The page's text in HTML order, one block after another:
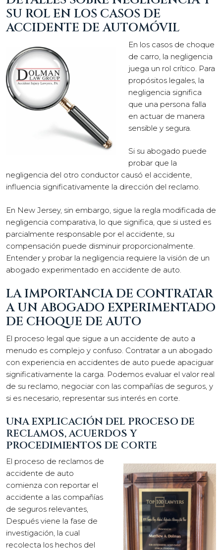
SU ROL EN LOS CASOS DE
ACCIDENTE DE AUTOMÓVIL
En los casos de choque
de carro, la negligencia
juega un rol crítico. Para
propósitos legales, la
negligencia significa
que una persona falla
en actuar de manera
sensible y segura.
Si su abogado puede
probar que la
negligencia del otro conductor causó el accidente,
influencia significativamente la dirección del reclamo.
En New Jersey, sin embargo, sigue la regla modificada de
negligencia comparativa, lo que significa, que si usted es
parcialmente responsable por el accidente, su
compensación puede disminuir proporcionalmente.
Entender y probar la negligencia requiere la visión de un
abogado experimentado en accidente de auto.
LA IMPORTANCIA DE CONTRATAR
A UN ABOGADO EXPERIMENTADO
DE CHOQUE DE AUTO
El proceso legal que sigue a un accidente de auto a
menudo es complejo y confuso. Contratar a un abogado
con experiencia en accidentes de auto puede apaciguar
significativamente la carga. Podemos evaluar el valor real
de su reclamo, negociar con las compañías de seguros, y
si es necesario, representar sus interés en corte.
UNA EXPLICACIÓN DEL PROCESO DE
RECLAMOS, ACUERDOS Y
PROCEDIMIENTOS DE CORTE
El proceso de reclamos de
accidente de auto
comienza con reportar el
accidente a las compañías
de seguros relevantes,
Después viene la fase de
investigación, la cual
recolecta los hechos del